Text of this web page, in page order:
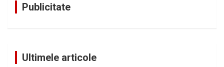
Publicitate
Ultimele articole